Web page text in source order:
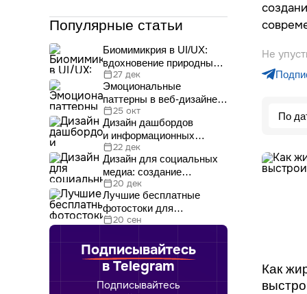
Популярные статьи
Биомимикрия в UI/UX:
вдохновение природными
формами и процессами
27 дек
Эмоциональные
паттерны в веб-дизайне:
как они работают
25 окт
Дизайн дашбордов
и информационных
панелей
22 дек
Дизайн для социальных
медиа: создание
шаблонов
и интерактивного
контента
20 дек
Лучшие бесплатные
фотостоки для
дизайнеров: подборка
скачать фотографии для
дизайна
20 сен
Подписывайтесь
в Telegram
Подписывайтесь
Не
По
Как